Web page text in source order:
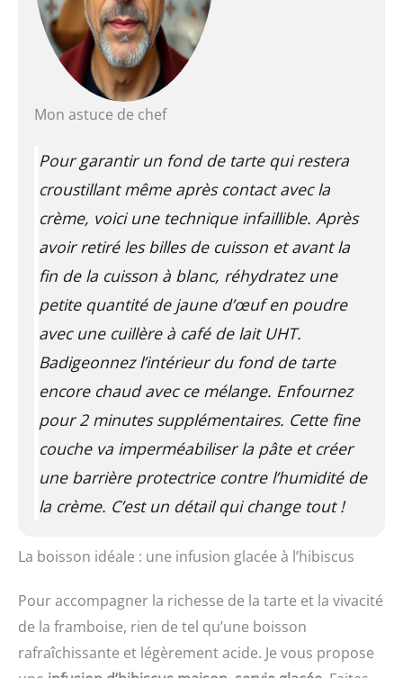
Mon astuce de chef
Pour garantir un fond de tarte qui restera
croustillant même après contact avec la
crème, voici une technique infaillible. Après
avoir retiré les billes de cuisson et avant la
fin de la cuisson à blanc, réhydratez une
petite quantité de jaune d’œuf en poudre
avec une cuillère à café de lait UHT.
Badigeonnez l’intérieur du fond de tarte
encore chaud avec ce mélange. Enfournez
pour 2 minutes supplémentaires. Cette fine
couche va imperméabiliser la pâte et créer
une barrière protectrice contre l’humidité de
la crème. C’est un détail qui change tout !
La boisson idéale : une infusion glacée à l’hibiscus
Pour accompagner la richesse de la tarte et la vivacité
de la framboise, rien de tel qu’une boisson
rafraîchissante et légèrement acide. Je vous propose